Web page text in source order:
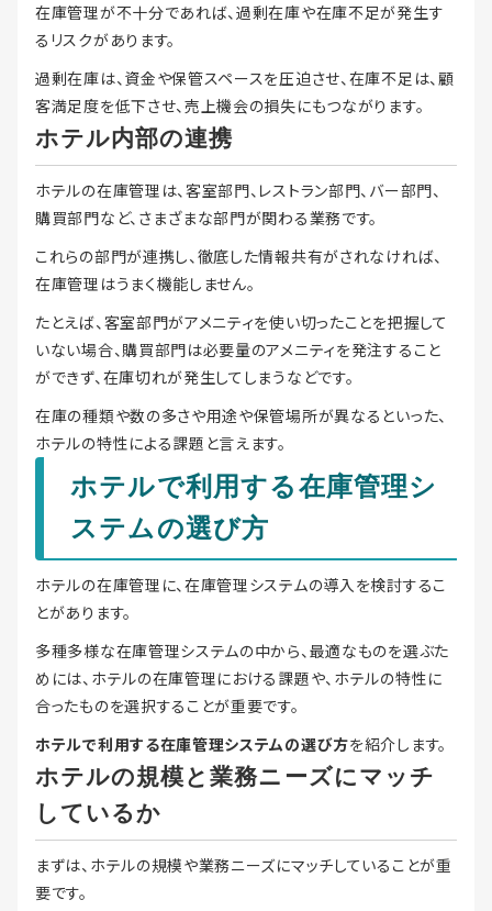
在庫管理が不十分であれば、過剰在庫や在庫不足が発生す
るリスクがあります。
過剰在庫は、資金や保管スペースを圧迫させ、在庫不足は、顧
客満足度を低下させ、売上機会の損失にもつながります。
ホテル内部の連携
ホテルの在庫管理は、客室部門、レストラン部門、バー部門、
購買部門など、さまざまな部門が関わる業務です。
これらの部門が連携し、徹底した情報共有がされなければ、
在庫管理はうまく機能しません。
たとえば、客室部門がアメニティを使い切ったことを把握して
いない場合、購買部門は必要量のアメニティを発注すること
ができず、在庫切れが発生してしまうなどです。
在庫の種類や数の多さや用途や保管場所が異なるといった、
ホテルの特性による課題と言えます。
ホテルで利用する在庫管理シ
ステムの選び方
ホテルの在庫管理に、在庫管理システムの導入を検討するこ
とがあります。
多種多様な在庫管理システムの中から、最適なものを選ぶた
めには、ホテルの在庫管理における課題や、ホテルの特性に
合ったものを選択することが重要です。
ホテルで利用する在庫管理システムの選び方を紹介します。
ホテルの規模と業務ニーズにマッチ
しているか
まずは、ホテルの規模や業務ニーズにマッチしていることが重
要です。